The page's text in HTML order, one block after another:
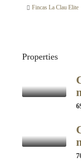
Fincas La Clau Elite
Properties